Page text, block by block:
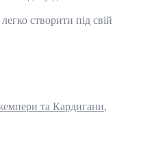
створити під свій
та Кардигани,